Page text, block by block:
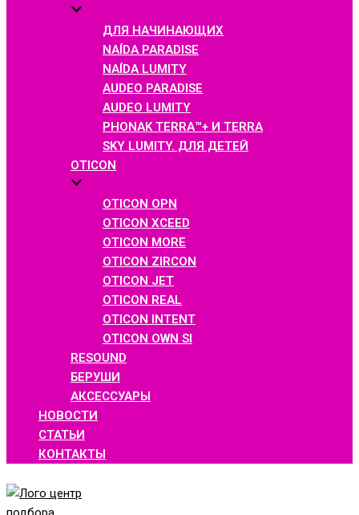
ДЛЯ НАЧИНАЮЩИХ
NAÍDA PARADISE
NAÍDA LUMITY
AUDEO PARADISE
AUDEO LUMITY
PHONAK TERRA™+ И TERRA
SKY LUMITY. ДЛЯ ДЕТЕЙ
OTICON
OTICON OPN
OTICON XCEED
OTICON MORE
OTICON ZIRCON
OTICON JET
OTICON REAL
OTICON INTENT
OTICON OWN SI
RESOUND
БЕРУШИ
АКСЕССУАРЫ
НОВОСТИ
СТАТЬИ
КОНТАКТЫ